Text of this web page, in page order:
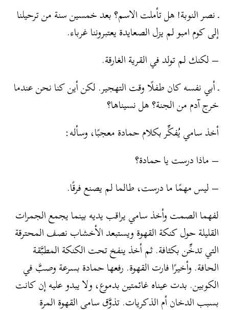
ـ نصر النوبة! هل تأملت الاسم؟ بعد خمسين سنة من ترحيلنا
إلى كوم امبو لم يزل الصعايدة يعتبروننا غرباء.
– لكنك لم تولد في القرية الغارقة.
ـ أبي نفسه كان طفلًا وقت التهجير. لكن أين كنا نحن عندما
خرج آدم من الجنة؟ هل نسيناها؟
أخذ سامي يُفكِّر بكلام حمادة معجبًا، وسأله:
– ماذا درست يا حمادة؟
– ليس مهمًا ما درست، طالما لم يصنع فرقًا.
لفهما الصمت وأخذ سامي يراقب يديه بينما يجمع الجمرات
القليلة حول كنكة القهوة ويستبعد الأخشاب نصف المحترقة
التي تدخِّن بكثافة. ثم أخذ ينفخ تحت الكنكة المطبَّقة
الحافة. وأخيرًا فارت القهوة. رفعها حمادة بسرعة وصبَّ في
الكوبين. بدت عيناه غائمتين بدموع، ولا يبدو عليه إن كانت
بسبب الدخان أم الذكريات. تذوَّق سامي القهوة المرة